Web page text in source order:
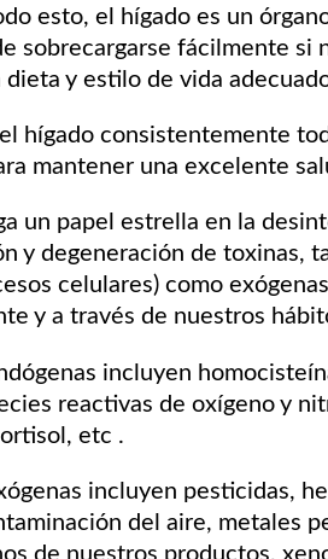
esto, el hígado es un
sobrecargarse fácilmente si
dieta y estilo de vida
hígado consistentemente
mantener una excelente
un papel estrella en la
y degeneración de toxinas,
celulares) como
y a través de nuestros
incluyen
reactivas de oxígeno y
etc .
incluyen pesticidas,
del aire, metales
de nuestros productos,